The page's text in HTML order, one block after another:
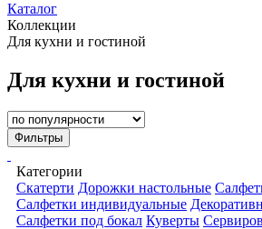
Каталог
Коллекции
Для кухни и гостиной
Для кухни и гостиной
Фильтры
Категории
Скатерти Дорожки настольные
Салфетки индивидуальные
Салфетки под бокал Куверты